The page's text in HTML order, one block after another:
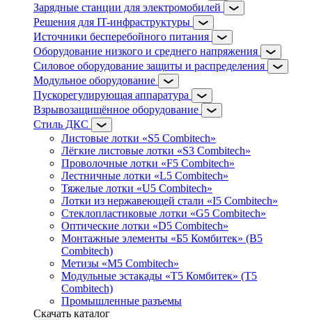
Зарядные станции для электромобилей
Решения для IT-инфраструктуры
Источники бесперебойного питания
Оборудование низкого и среднего напряжения
Силовое оборудование защиты и распределения
Модульное оборудование
Пускорегулирующая аппаратура
Взрывозащищённое оборудование
Стиль ДКС
Листовые лотки «S5 Combitech»
Лёгкие листовые лотки «S3 Combitech»
Проволочные лотки «F5 Combitech»
Лестничные лотки «L5 Combitech»
Тяжелые лотки «U5 Combitech»
Лотки из нержавеющей стали «I5 Combitech»
Стеклопластиковые лотки «G5 Combitech»
Оптические лотки «D5 Combitech»
Монтажные элементы «Б5 Комбитек» (B5
Combitech)
Метизы «M5 Combitech»
Модульные эстакады «Т5 Комбитек» (T5
Combitech)
Промышленные разъемы
Скачать каталог